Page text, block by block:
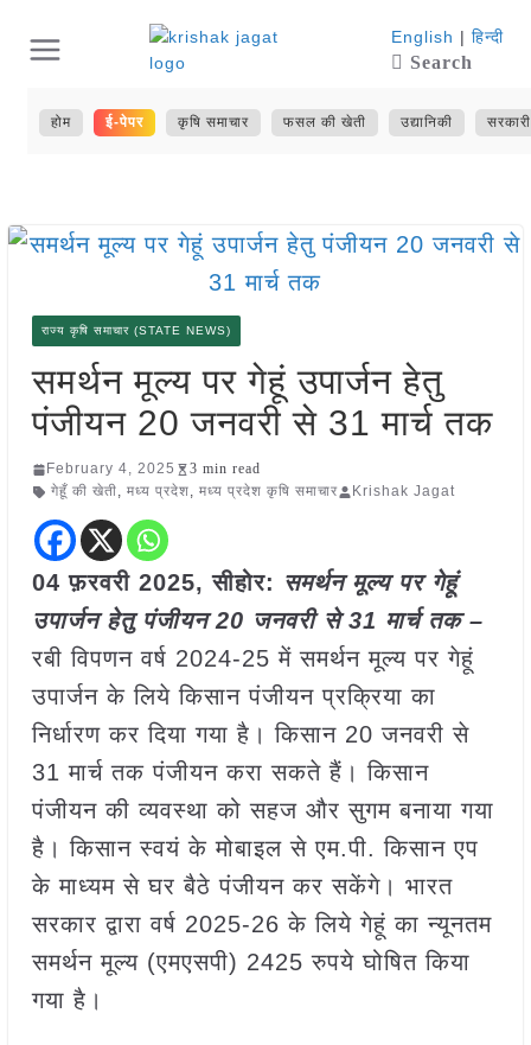
content
English | हिन्दी
Search
होम ई-पेपर कृषि समाचार फसल की खेती उद्यानिकी
राज्य कृषि समाचार (STATE NEWS)
समर्थन मूल्य पर गेहूं उपार्जन हेतु
पंजीयन 20 जनवरी से 31 मार्च तक
February 4, 2025
3 min read
गेहूँ की खेती, मध्य प्रदेश, मध्य प्रदेश कृषि समाचार Krishak Jagat
04 फ़रवरी 2025, सीहोर: समर्थन मूल्य पर गेहूं
उपार्जन हेतु पंजीयन 20 जनवरी से 31 मार्च तक –
रबी विपणन वर्ष 2024-25 में समर्थन मूल्य पर गेहूं
उपार्जन के लिये किसान पंजीयन प्रक्रिया का
निर्धारण कर दिया गया है। किसान 20 जनवरी से
31 मार्च तक पंजीयन करा सकते हैं। किसान
पंजीयन की व्यवस्था को सहज और सुगम बनाया गया
है। किसान स्वयं के मोबाइल से एम.पी. किसान एप
के माध्यम से घर बैठे पंजीयन कर सकेंगे। भारत
सरकार द्वारा वर्ष 2025-26 के लिये गेहूं का न्यूनतम
समर्थन मूल्य (एमएसपी) 2425 रुपये घोषित किया
गया है।